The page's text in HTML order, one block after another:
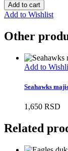
Add to cart
Add to Wishlist
Other
Add to
Seahawks
1,650 RSD
Related